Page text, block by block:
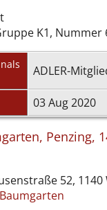
K1, Nummer
ADLER-
03 Aug 2020
Penzing,
52, 1140